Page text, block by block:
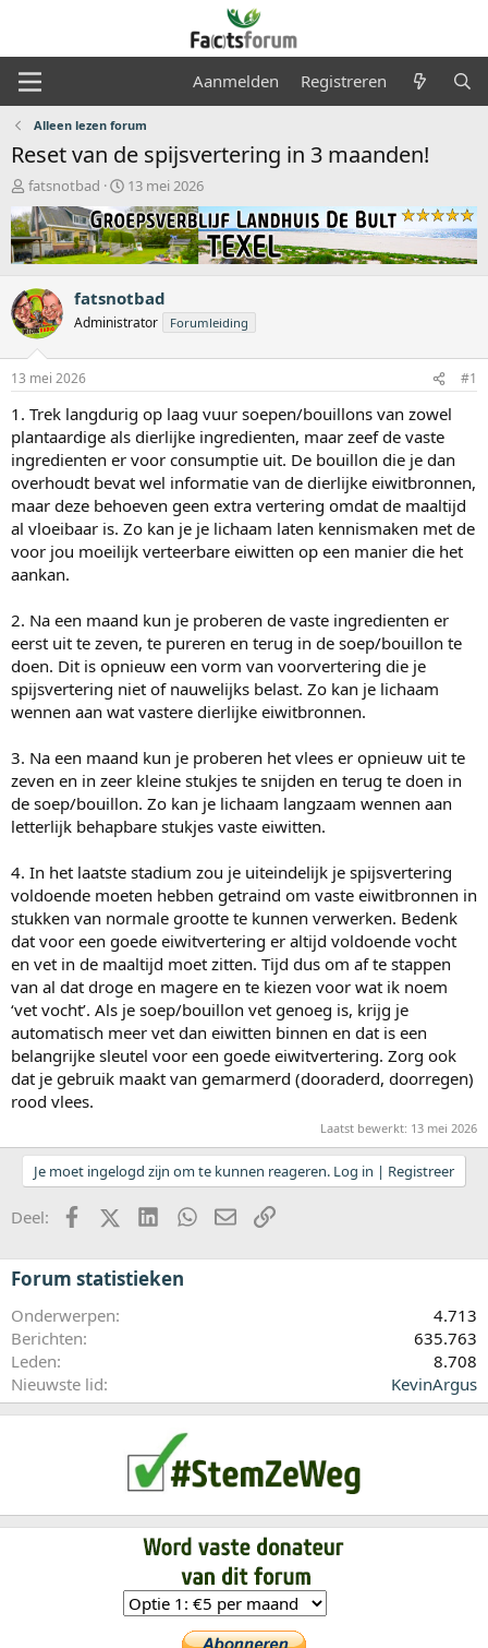
Aanmelden Registreren
Alleen lezen forum
Reset van de spijsvertering in 3 maanden!
O
n
d
e
r
w
e
r
p
s
t
t
e
r
fatsnotbad
S
t
a
r
t
a
t
m
13 mei 2026
fatsnotbad
Administrator Forumleiding
13 mei 2026 #1
1. Trek langdurig op laag vuur soepen/bouillons van zowel
plantaardige als dierlijke ingredienten, maar zeef de vaste
ingredienten er voor consumptie uit. De bouillon die je dan
overhoudt bevat wel informatie van de dierlijke eiwitbronnen,
maar deze behoeven geen extra vertering omdat de maaltijd
al vloeibaar is. Zo kan je je lichaam laten kennismaken met de
voor jou moeilijk verteerbare eiwitten op een manier die het
aankan.
2. Na een maand kun je proberen de vaste ingredienten er
eerst uit te zeven, te pureren en terug in de soep/bouillon te
doen. Dit is opnieuw een vorm van voorvertering die je
spijsvertering niet of nauwelijks belast. Zo kan je lichaam
wennen aan wat vastere dierlijke eiwitbronnen.
3. Na een maand kun je proberen het vlees er opnieuw uit te
zeven en in zeer kleine stukjes te snijden en terug te doen in
de soep/bouillon. Zo kan je lichaam langzaam wennen aan
letterlijk behapbare stukjes vaste eiwitten.
4. In het laatste stadium zou je uiteindelijk je spijsvertering
voldoende moeten hebben getraind om vaste eiwitbronnen in
stukken van normale grootte te kunnen verwerken. Bedenk
dat voor een goede eiwitvertering er altijd voldoende vocht
en vet in de maaltijd moet zitten. Tijd dus om af te stappen
van al dat droge en magere en te kiezen voor wat ik noem
‘vet vocht’. Als je soep/bouillon vet genoeg is, krijg je
automatisch meer vet dan eiwitten binnen en dat is een
belangrijke sleutel voor een goede eiwitvertering. Zorg ook
dat je gebruik maakt van gemarmerd (dooraderd, doorregen)
rood vlees.
Laatst bewerkt: 13 mei 2026
Je moet ingelogd zijn om te kunnen reageren. Log in | Registreer
Deel: FacebookX (Twitter)LinkedInWhatsApp
E-mailkoppeling
Forum statistieken
Onderwerpen
4.713
Berichten
635.763
Leden
8.708
Nieuwste lid
KevinArgus